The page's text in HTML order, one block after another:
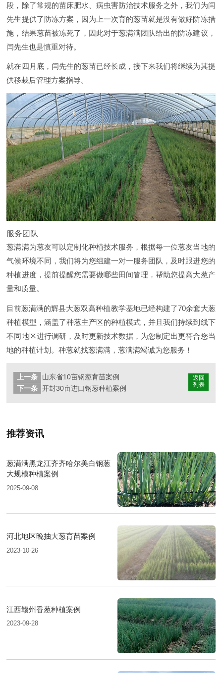
段，除了常规的苗床肥水、病虫害防治技术服务之外，我们为闫
先生提供了防冻方案，因为上一次育的葱苗就是没有做好防冻措
施，结果葱苗被冻死了，因此对于葱满满团队给出的防冻建议，
闫先生也是慎重对待。
就在四月底，闫先生的葱苗已经长成，接下来我们将继续为其提
供移栽后管理方案指导。
服务团队
葱满满为葱友可以定制化种植技术服务，根据每一位葱友当地的
气候环境不同，我们将为您组建一对一服务团队，及时跟进您的
种植进度，提前提醒您需要做哪些田间管理，帮助您提高大葱产
量和质量。
目前葱满满的辉县大葱双高种植教学基地已经构建了70余套大葱
种植模型，涵盖了种葱主产区的种植模式，并且我们持续到线下
不同地区进行调研，及时更新技术数据，为您制定出更符合您当
地的种植计划。种葱就找葱满满，葱满满竭诚为您服务！
返回
列表
上一条
山东省10亩钢葱育苗案例
下一条 开封30亩进口钢葱种植案例
推荐资讯
葱满满黑龙江齐齐哈尔美白钢葱
大规模种植案例
2025-09-08
河北地区晚抽大葱育苗案例
2023-10-26
江西赣州香葱种植案例
2023-09-28